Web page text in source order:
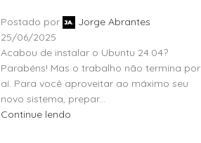
Postado por
Jorge Abrantes
25/06/2025
Acabou de instalar o Ubuntu 24.04?
Parabéns! Mas o trabalho não termina por
aí. Para você aproveitar ao máximo seu
novo sistema, prepar...
Continue lendo